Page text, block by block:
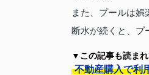
また、プールは娯
断水が続くと、プ
▼この記事も読ま
不動産購入で利